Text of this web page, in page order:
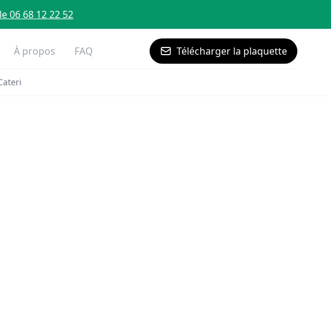
06 68 12 22 52
À propos FAQ Télécharger la plaquette